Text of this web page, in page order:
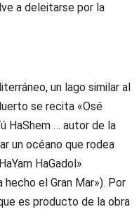
a deleitarse por la
un lago similar al
se recita «Osé
HaShem … autor de la
un océano que rodea
HaGadol»
el Gran Mar»). Por
es producto de la obra